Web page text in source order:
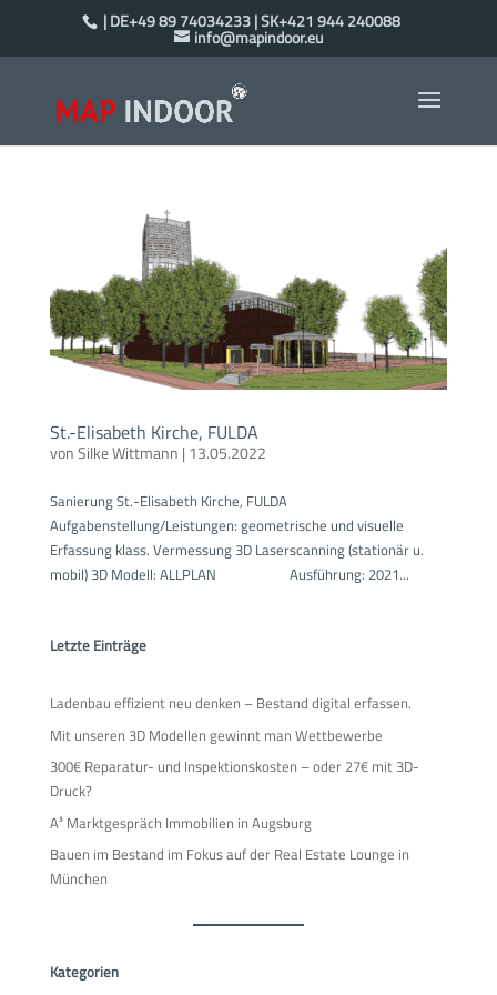
| DE+49 89 74034233 | SK+421 944 240088
info@mapindoor.eu
St.-Elisabeth Kirche, FULDA
vonSilke Wittmann | 13.05.2022
Sanierung St.-Elisabeth Kirche, FULDA
Aufgabenstellung/Leistungen: geometrische und visuelle
Erfassung klass. Vermessung 3D Laserscanning (stationär u.
mobil) 3D Modell: ALLPLAN Ausführung: 2021...
Letzte Einträge
Ladenbau effizient neu denken – Bestand digital erfassen.
Mit unseren 3D Modellen gewinnt man Wettbewerbe
300€ Reparatur- und Inspektionskosten – oder 27€ mit 3D-
Druck?
A³ Marktgespräch Immobilien in Augsburg
Bauen im Bestand im Fokus auf der Real Estate Lounge in
München
Kategorien